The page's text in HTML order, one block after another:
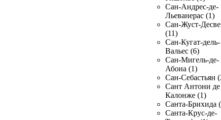
Сан-Андрес-де-
Льеванерас (1)
Сан-Жуст-
(11)
Сан-Кугат-дель-
Вальес (6)
Сан-Мигель-де-
Абона (1)
Сан-Себастьян
Сант Антони де
Калонже (1)
Санта-Брихида
Санта-Крус-де-